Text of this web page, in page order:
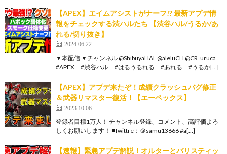
【APEX】エイムアシストがナーフ!? 最新アプデ情
報をチェックする渋ハルたち 【渋谷ハル/うるか/あ
れる/切り抜き】
2024.06.22
▼本配信 ▼チャンネル @ShibuyaHAL @aleluCH @CR_uruca
#APEX #渋谷ハル #はるうるれる #あれる #うるか[…]
【APEX】アプデ来たぞ！成績クラッシュバグ修正
＆武器リマスター復活！【エーペックス】
2023.10.06
登録者目標1万人！ チャンネル登録、コメント、高評価よろ
しくお願いします！ ◾️Twittre：＠samu13666 #a[…]
【速報】緊急アプデ解説！オルターとバリスティッ